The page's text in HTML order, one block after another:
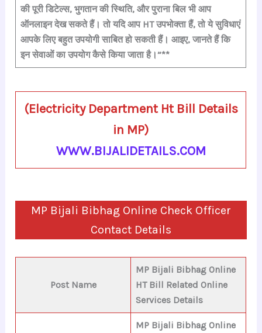
की पूरी डिटेल्स, भुगतान की स्थिति, और पुराना बिल भी आप
ऑनलाइन देख सकते हैं। तो यदि आप HT उपभोक्ता हैं, तो ये सुविधाएं
आपके लिए बहुत उपयोगी साबित हो सकती हैं। आइए, जानते हैं कि
इन सेवाओं का उपयोग कैसे किया जाता है।”**
(Electricity Department Ht Bill Details
in MP)
WWW.BIJALIDETAILS.COM
MP Bijali Bibhag Online Check Officer
Contact Details
Post Name
MP Bijali Bibhag Online
HT Bill Related Online
Services Details
MP Bijali BibhagOnline